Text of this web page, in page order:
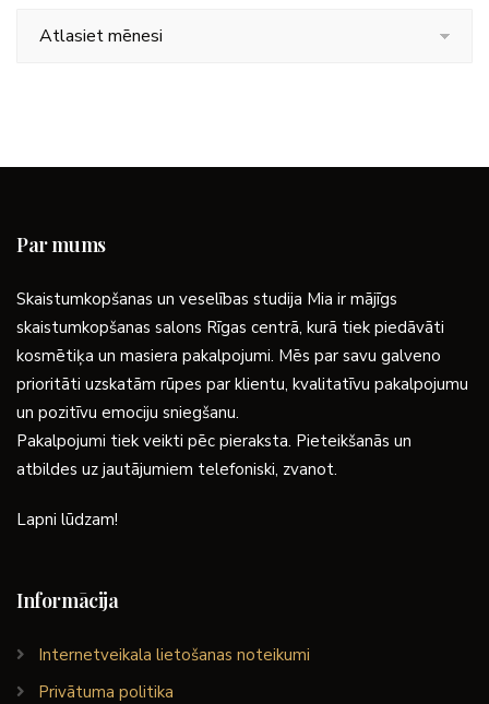
Par mums
Skaistumkopšanas un veselības studija Mia ir mājīgs
skaistumkopšanas salons Rīgas centrā, kurā tiek piedāvāti
kosmētiķa un masiera pakalpojumi. Mēs par savu galveno
prioritāti uzskatām rūpes par klientu, kvalitatīvu pakalpojumu
un pozitīvu emociju sniegšanu.
Pakalpojumi tiek veikti pēc pieraksta. Pieteikšanās un
atbildes uz jautājumiem telefoniski, zvanot.
Lapni lūdzam!
Informācija
Internetveikala lietošanas noteikumi
Privātuma politika